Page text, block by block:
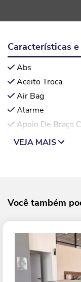
Características
Abs
Aceito Troca
Air Bag
Alarme
Apoio De Braço
VEJA MAIS
Você também